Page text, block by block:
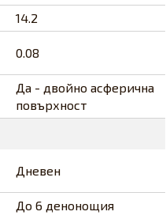
14.2
0.08
Да - двойно асферична
повърхност
Дневен
До 6 денонощия